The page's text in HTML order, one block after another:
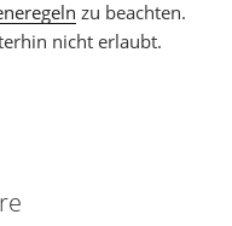
zu beachten.
nicht erlaubt.